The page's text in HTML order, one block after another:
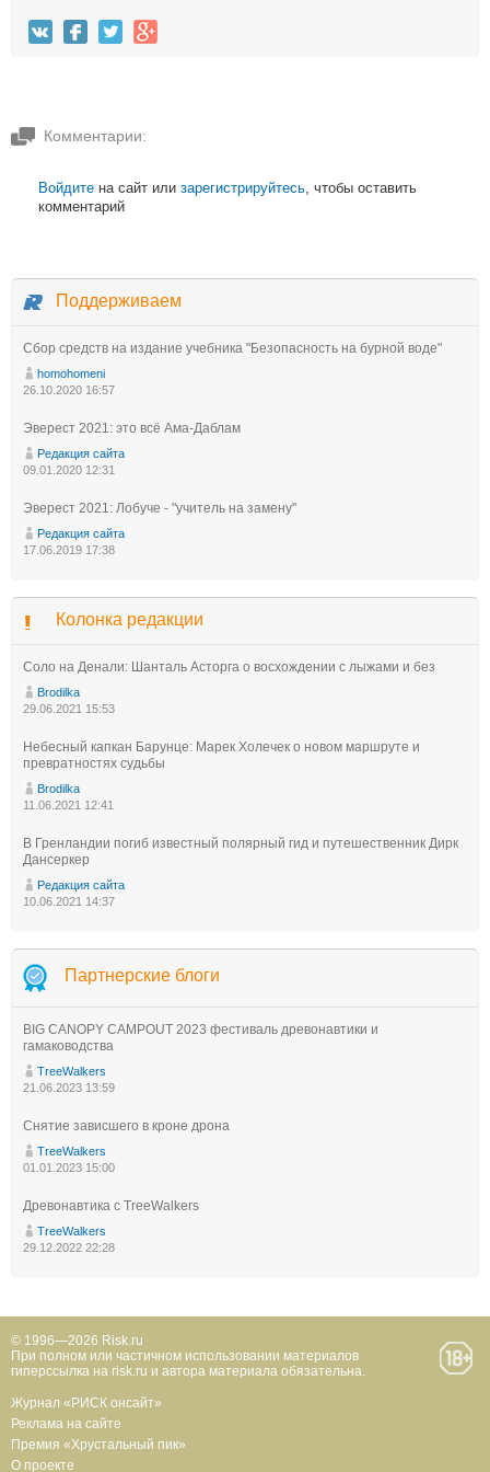
Комментарии:
Войдите на сайт или зарегистрируйтесь, чтобы оставить
комментарий
Поддерживаем
Сбор средств на издание учебника "Безопасность на бурной воде"
homohomeni
26.10.2020 16:57
Эверест 2021: это всё Ама-Даблам
Редакция сайта
09.01.2020 12:31
Эверест 2021: Лобуче - "учитель на замену"
Редакция сайта
17.06.2019 17:38
Колонка редакции
Соло на Денали: Шанталь Асторга о восхождении с лыжами и без
Brodilka
29.06.2021 15:53
Небесный капкан Барунце: Марек Холечек о новом маршруте и
превратностях судьбы
Brodilka
11.06.2021 12:41
В Гренландии погиб известный полярный гид и путешественник Дирк
Дансеркер
Редакция сайта
10.06.2021 14:37
Партнерские блоги
BIG CANOPY CAMPOUT 2023 фестиваль древонавтики и
гамаководства
TreeWalkers
21.06.2023 13:59
Снятие зависшего в кроне дрона
TreeWalkers
01.01.2023 15:00
Древонавтика с TreeWalkers
TreeWalkers
29.12.2022 22:28
© 1996—2026 Risk.ru
При полном или частичном использовании материалов
гиперссылка на risk.ru и автора материала обязательна.
Журнал «РИСК онсайт»
Реклама на сайте
Премия «Хрустальный пик»
О проекте